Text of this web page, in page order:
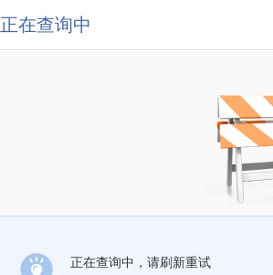
正在查询中
正在查询中，请刷新重试